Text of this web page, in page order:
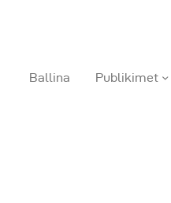
Ballina Publikimet